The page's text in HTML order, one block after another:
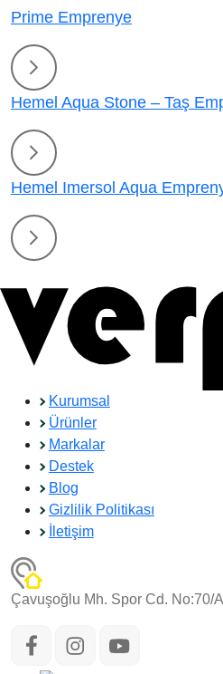
Prime Emprenye
Hemel Aqua Stone – Taş
Hemel Imersol Aqua
Kurumsal
Ürünler
Markalar
Destek
Blog
Gizlilik Politikası
İletişim
Çavuşoğlu Mh. Spor Cd. No:70/